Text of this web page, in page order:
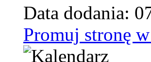
Data dodania:
Promuj stronę